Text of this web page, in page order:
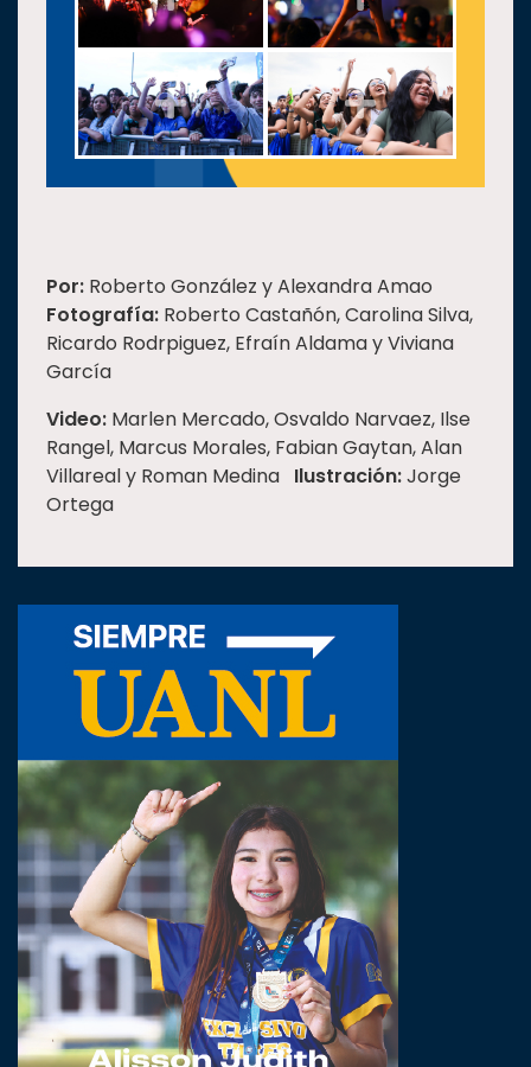
Por: Roberto González y Alexandra Amao
Fotografía: Roberto Castañón, Carolina Silva,
Ricardo Rodrpiguez, Efraín Aldama y Viviana
García
Video: Marlen Mercado, Osvaldo Narvaez, Ilse
Rangel, Marcus Morales, Fabian Gaytan, Alan
Villareal y Roman Medina Ilustración:Jorge
Ortega